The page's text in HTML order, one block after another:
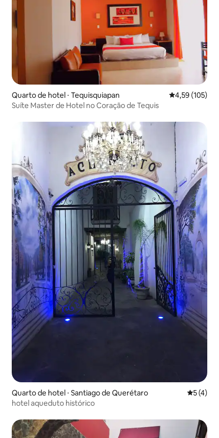
Quarto de hotel ⋅ Tequisquiapan 4,59 de uma
4,59 (105)
Suíte Master de Hotel no Coração de Tequis
Quarto de hotel ⋅ Santiago de Querétaro 5 de
5 (4)
hotel aqueduto histórico